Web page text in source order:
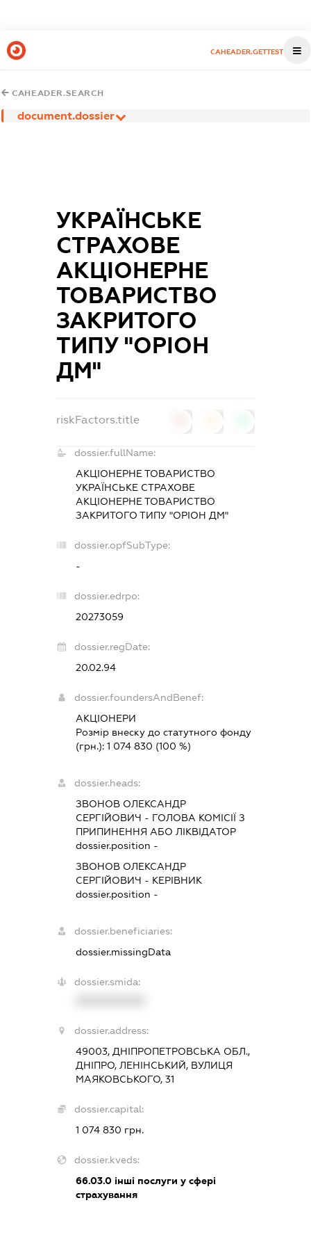
CAHEADER.GETTEST
CAHEADER.SEARCH
document.dossier
УКРАЇНСЬКЕ
СТРАХОВЕ
АКЦІОНЕРНЕ
ТОВАРИСТВО
ЗАКРИТОГО
ТИПУ "ОРІОН
ДМ"
riskFactors.title
dossier.fullName:
АКЦІОНЕРНЕ ТОВАРИСТВО
УКРАЇНСЬКЕ СТРАХОВЕ
АКЦІОНЕРНЕ ТОВАРИСТВО
ЗАКРИТОГО ТИПУ "ОРІОН ДМ"
dossier.opfSubType:
-
dossier.edrpo:
20273059
dossier.regDate:
20.02.94
dossier.foundersAndBenef:
АКЦІОНЕРИ
Розмір внеску до статутного фонду
(грн.):1 074 830 (100 %)
dossier.heads:
ЗВОНОВ ОЛЕКСАНДР
СЕРГІЙОВИЧ - ГОЛОВА КОМІСІЇ З
ПРИПИНЕННЯ АБО ЛІКВІДАТОР
dossier.position -
ЗВОНОВ ОЛЕКСАНДР
СЕРГІЙОВИЧ - КЕРІВНИК
dossier.position -
dossier.beneficiaries:
dossier.missingData
dossier.smida:
dossier.address:
49003, ДНІПРОПЕТРОВСЬКА ОБЛ.,
ДНІПРО, ЛЕНІНСЬКИЙ, ВУЛИЦЯ
МАЯКОВСЬКОГО, 31
dossier.capital:
1 074 830 грн.
dossier.kveds:
66.03.0 інші послуги у сфері
страхування